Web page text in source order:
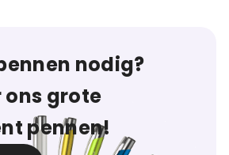
nodig?
ons grote
pennen!